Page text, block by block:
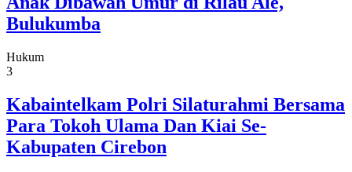
Bulukumba
Hukum
3
Kabaintelkam Polri Silaturahmi Bersama
Para Tokoh Ulama Dan Kiai Se-
Kabupaten Cirebon